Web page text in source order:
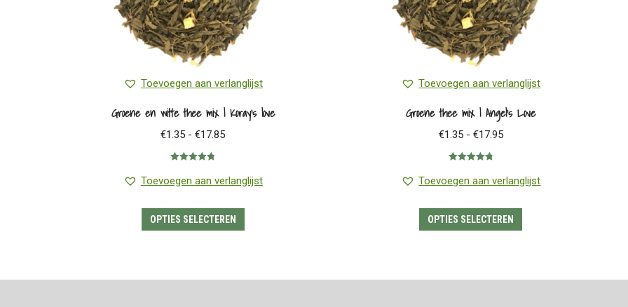
Toevoegen aan verlanglijst
Groene en witte thee mix | Koray’s love
€1.35 - €17.85Prijsklasse:
€17.85
4.80uit 5
Toevoegen aan verlanglijst
OPTIES SELECTEREN
Toevoegen aan verlanglijst
Groene thee mix | Angel’s Love
€1.35 - €17.95Prijsklasse:
€17.95
4.80 uit 5
Toevoegen aan verlanglijst
OPTIES SELECTEREN